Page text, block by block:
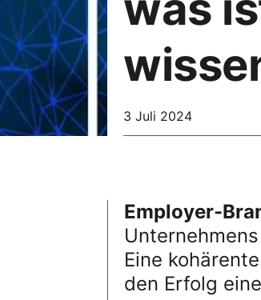
3 Juli 2024
Employer-
Eine
den Erfolg